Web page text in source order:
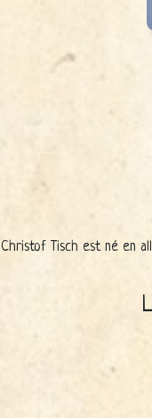
Christof Tisch est né en